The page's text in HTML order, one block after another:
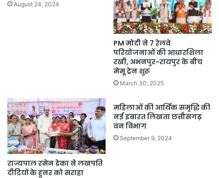
August 24, 2024
PM मोदी ने 7 रेलवे
परियोजनाओं की आधारशिला
रखी, अभनपुर-रायपुर के बीच
मेमू ट्रेन शुरू
March 30, 2025
राज्यपाल रमेन डेका ने लखपति
दीदियों के हुनर को सराहा
महिलाओं की आर्थिक समृद्धि की
नई इबारत लिखता छत्तीसगढ़
वन विभाग
September 9, 2024